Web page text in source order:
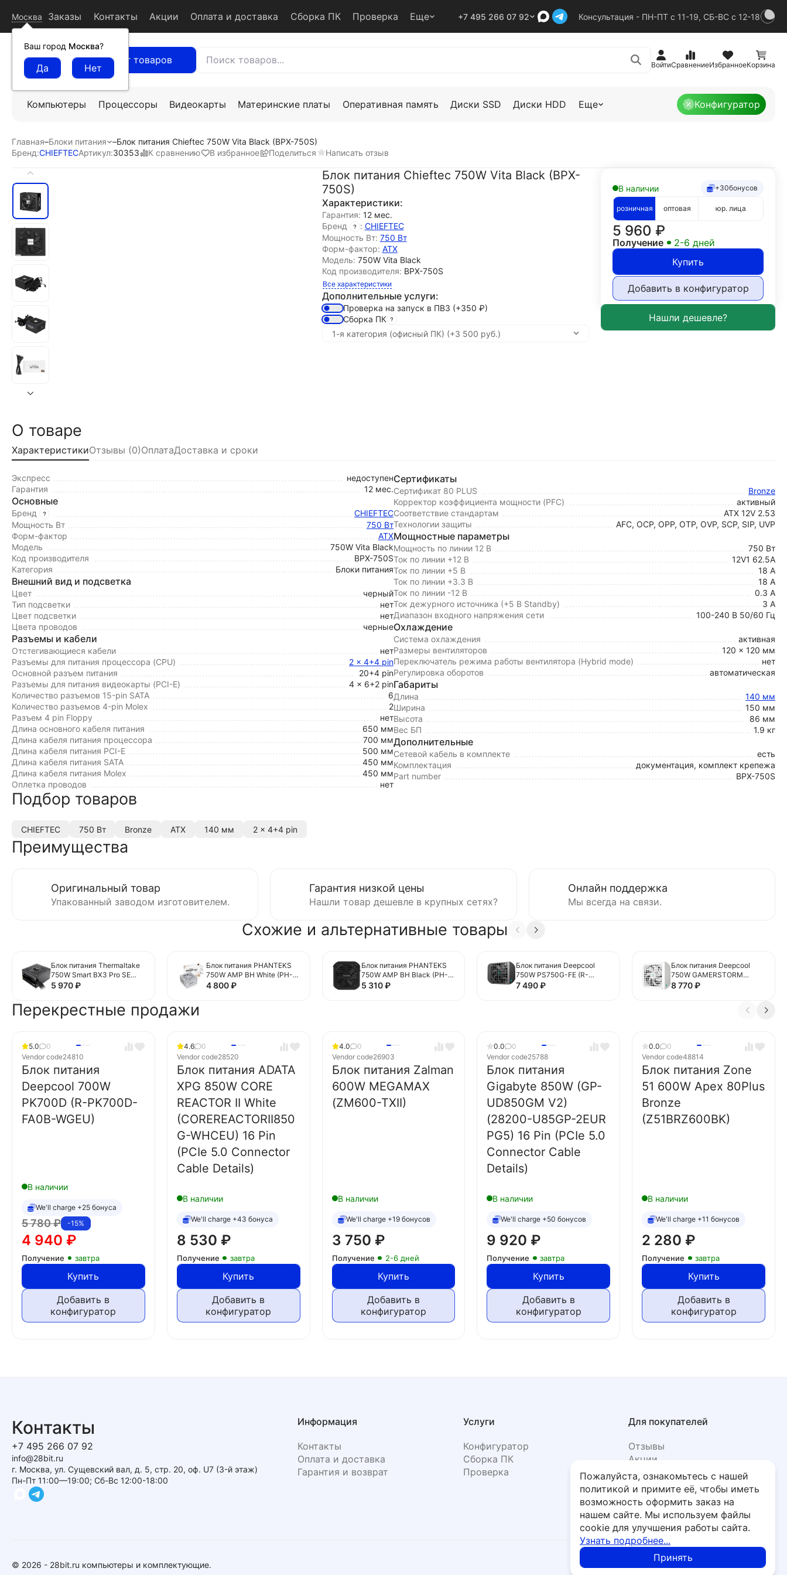
Москва
Ваш город Москва?
Заказы Контакты Акции Оплата и доставка Сборка ПК Проверка Еще +7 495 266 07 92 Консультация - ПН-ПТ с 11-19, СБ-ВС с 12-18
Каталог товаров ВойтиСравнениеИзбранноеКорзина
Компьютеры Процессоры Видеокарты Материнские платы Оперативная память Диски SSD Диски HDD Еще Конфигуратор
Главная–Блоки питания –Блок питания Chieftec 750W Vita Black (BPX-750S)
Бренд:CHIEFTECАртикул:30353 К сравнению В избранное Поделиться Написать отзыв
Блок питания Chieftec 750W Vita Black (BPX-
750S)
Характеристики:
Гарантия: 12 мес.
Бренд
: CHIEFTEC
Мощность Вт: 750 Вт
Форм-фактор: ATX
Модель: 750W Vita Black
Код производителя: BPX-750S
Все характеристики
Дополнительные услуги:
Проверка на запуск в ПВЗ (+350 ₽)
Сборка ПК
В наличии +30бонусов
розничная оптовая юр. лица
5 960 ₽
Получение
2-6 дней
Купить
Добавить в конфигуратор
О товаре
ХарактеристикиОтзывы (0)ОплатаДоставка и сроки
Экспресс
недоступен
Гарантия
12 мес.
Основные
Бренд
CHIEFTEC
Мощность Вт
750 Вт
Форм-фактор
ATX
Модель
750W Vita Black
Код производителя
BPX-750S
Категория
Блоки питания
Внешний вид и подсветка
Цвет
черный
Тип подсветки
нет
Цвет подсветки
нет
Цвета проводов
черные
Разъемы и кабели
Отстегивающиеся кабели
нет
Разъемы для питания процессора (CPU)
2 x 4+4 pin
Основной разъем питания
20+4 pin
Разъемы для питания видеокарты (PCI-E)
4 x 6+2 pin
Количество разъемов 15-pin SATA
6
Количество разъемов 4-pin Molex
2
Разъем 4 pin Floppy
нет
Длина основного кабеля питания
650 мм
Длина кабеля питания процессора
700 мм
Длина кабеля питания PCI-E
500 мм
Длина кабеля питания SATA
450 мм
Длина кабеля питания Molex
450 мм
Оплетка проводов
нет
Сертификаты
Сертификат 80 PLUS
Bronze
Корректор коэффициента мощности (PFC)
активный
Соответствие стандартам
ATX 12V 2.53
Технологии защиты
AFC, OCP, OPP, OTP, OVP, SCP, SIP, UVP
Мощностные параметры
Мощность по линии 12 В
750 Вт
Ток по линии +12 В
12V1 62.5A
Ток по линии +5 В
18 А
Ток по линии +3.3 В
18 А
Ток по линии -12 В
0.3 А
Ток дежурного источника (+5 В Standby)
3 А
Диапазон входного напряжения сети
100-240 В 50/60 Гц
Охлаждение
Система охлаждения
активная
Размеры вентиляторов
120 x 120 мм
Переключатель режима работы вентилятора (Hybrid mode)
нет
Регулировка оборотов
автоматическая
Габариты
Длина
140 мм
Ширина
150 мм
Высота
86 мм
Вес БП
1.9 кг
Дополнительные
Сетевой кабель в комплекте
есть
Комплектация
документация, комплект крепежа
Part number
BPX-750S
Подбор товаров
CHIEFTEC 750 Вт Bronze ATX 140 мм 2 x 4+4 pin
Преимущества
Оригинальный товар
Упакованный заводом изготовителем.
Гарантия низкой цены
Нашли товар дешевле в крупных сетях?
Онлайн поддержка
Мы всегда на связи.
Схожие и альтернативные товары
Блок питания Thermaltake
750W Smart BX3 Pro SE
(PS-SPD-0750NNSABE-7)
5 970₽
Блок питания PHANTEKS
750W AMP BH White (PH-
P750BM_WT01) 16 Pin
4 800₽
Блок питания PHANTEKS
750W AMP BH Black (PH-
P750BM_BK01) 16 Pin (PCIe
5 310₽
Блок питания Deepcool
750W PS750G-FE (R-
PS750G-FE0B-WGEU) 16
7 490₽
Блок питания Deepcool
750W GAMERSTORM
PS750G WH White 16 Pin
8 770₽
Перекрестные продажи
5.0
0
Vendor code24810
Блок питания
Deepcool 700W
PK700D (R-PK700D-
FA0B-WGEU)
В наличии
We'll charge +25 бонуса
-15%
5 780₽
4 940 ₽
Получение завтра
Купить
Добавить в
конфигуратор
4.6
0
Vendor code28520
Блок питания ADATA
XPG 850W CORE
REACTOR II White
(COREREACTORII850
G-WHCEU) 16 Pin
(PCIe 5.0 Connector
Cable Details)
В наличии
We'll charge +43 бонуса
8 530 ₽
Получение завтра
Купить
Добавить в
конфигуратор
4.0
0
Vendor code26903
Блок питания Zalman
600W MEGAMAX
(ZM600-TXII)
В наличии
We'll charge +19 бонусов
3 750 ₽
Получение 2-6 дней
Купить
Добавить в
конфигуратор
0.0
0
Vendor code25788
Блок питания
Gigabyte 850W (GP-
UD850GM V2)
(28200-U85GP-2EUR
PG5) 16 Pin (PCIe 5.0
Connector Cable
Details)
В наличии
We'll charge +50 бонусов
9 920 ₽
Получение завтра
Купить
Добавить в
конфигуратор
0.0
0
Vendor code48814
Блок питания Zone
51 600W Apex 80Plus
Bronze
(Z51BRZ600BK)
В наличии
We'll charge +11 бонусов
2 280 ₽
Получение завтра
Купить
Добавить в
конфигуратор
Контакты
+7 495 266 07 92
info@28bit.ru
г. Москва, ул. Сущевский вал, д. 5, стр. 20, оф. U7 (3-й этаж)
Пн-Пт 11:00—19:00; Сб-Вс 12:00-18:00
Информация
Контакты
Оплата и доставка
Гарантия и возврат
Услуги
Конфигуратор
Сборка ПК
Проверка
Для покупателей
Отзывы
Акции
Фото
© 2026 - 28bit.ru компьютеры и комплектующие. Политика обработки персональных данных
Пожалуйста, ознакомьтесь с нашей
политикой и примите её, чтобы иметь
возможность оформить заказ на
нашем сайте. Мы используем файлы
cookie для улучшения работы сайта.
Узнать подробнее...
Принять